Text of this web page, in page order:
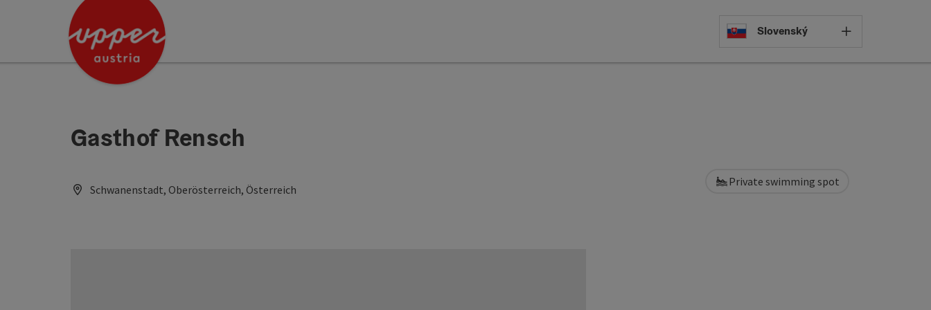
Accesskey
Accesskey
Select
Slovenský
Gasthof Rensch
Schwanenstadt, Oberösterreich, Österreich
Private swimming spot